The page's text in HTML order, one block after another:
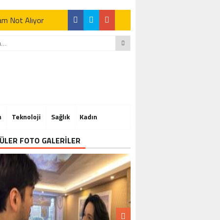
Not Alıyor
Not Alıyor
Teknoloji Sağlık Kadın
FOTO GALERİLER